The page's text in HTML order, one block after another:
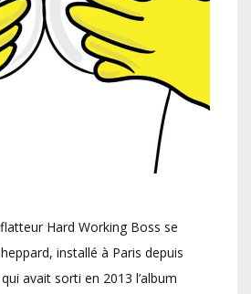
Hard Working Boss se
installé à Paris depuis
avait sorti en 2013 l’album